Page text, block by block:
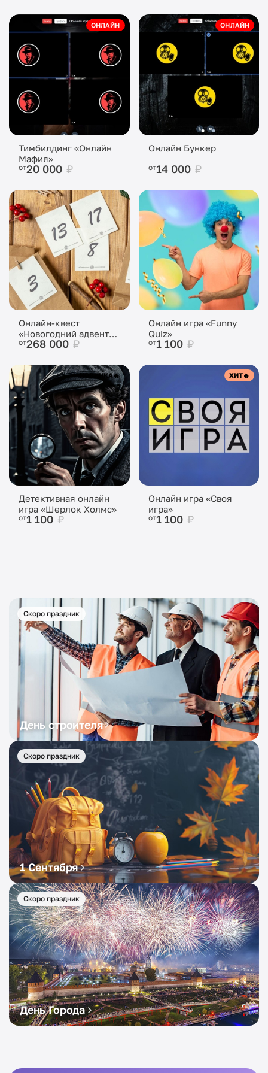
ОНЛАЙН
Тимбилдинг «Онлайн
Мафия»
от20 000 ₽
ОНЛАЙН
Онлайн Бункер
от14 000 ₽
Онлайн-квест
«Новогодний адвент-
календарь»
от268 000 ₽
Онлайн игра «Funny
Quiz»
от1 100 ₽
НОВИНКА🔥
Детективная онлайн
игра «Шерлок Холмс»
от1 100 ₽
ХИТ🔥
Онлайн игра «Своя
игра»
от1 100 ₽
Скоро праздник
День строителя
Скоро праздник
1 Сентября
Скоро праздник
День Города